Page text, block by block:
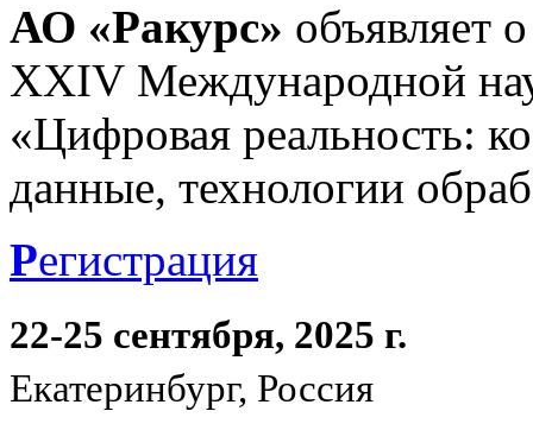
АО «Ракурс» объявляет
XXIV Международной
«Цифровая реальность:
данные, технологии
Регистрация
22-25 сентября, 2025 г.
Екатеринбург, Россия